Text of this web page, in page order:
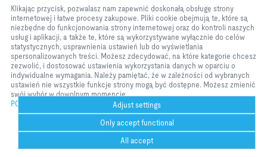
Help Desk
TROX w serwisach społecznościowych
Home Kontakt Dane firmy
Ogólne warunki dostawy i płatności
Polityka prywatności
Wyłączenie odpowiedzialności
2026 © TROX Polska Sp. z o.o.
internetowej oraz do kontroli
naszych usług i aplikacji, a także
te, które są wykorzystywane
wyłącznie do celów
statystycznych, usprawnienia
ustawień lub do wyświetlania
spersonalizowanych treści.
Możesz zdecydować, na które
kategorie chcesz zezwolić, i
dostosować ustawienia
wykorzystania danych w oparciu o
indywidualne wymagania. Należy
pamiętać, że w zależności od
wybranych ustawień nie wszystkie
funkcje strony mogą być
dostępne. Możesz zmienić swój
Klikając przycisk, pozwalasz nam zapewnić doskonałą obsługę strony
internetowej i łatwe procesy zakupowe. Pliki cookie obejmują te, które są
niezbędne do funkcjonowania strony internetowej oraz do kontroli naszych
usług i aplikacji, a także te, które są wykorzystywane wyłącznie do celów
statystycznych, usprawnienia ustawień lub do wyświetlania
spersonalizowanych treści. Możesz zdecydować, na które kategorie chcesz
zezwolić, i dostosować ustawienia wykorzystania danych w oparciu o
indywidualne wymagania. Należy pamiętać, że w zależności od wybranych
ustawień nie wszystkie funkcje strony mogą być dostępne. Możesz zmienić
swój wybór w dowolnym momencie.
POLICY
Adjust settings
Only accept functional
All accept